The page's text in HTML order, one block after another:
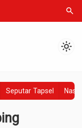
search
light_mode
Seputar Tapsel